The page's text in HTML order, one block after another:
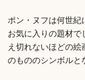
ポン・ヌフは何世
お気に入りの題材
え切れないほどの
のもののシンボルと